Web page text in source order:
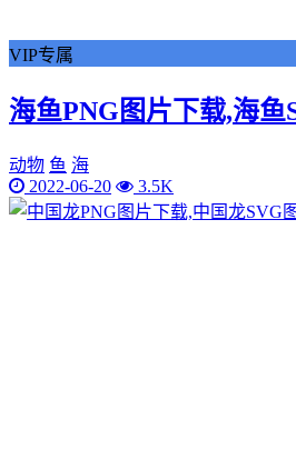
VIP专属
海鱼PNG图片下载,海鱼
动物 鱼 海
2022-06-20
3.5K